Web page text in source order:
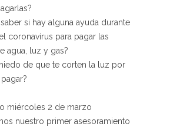
si hay alguna ayuda durante
coronavirus para pagar las
agua, luz y gas?
de que te corten la luz por
miércoles 2 de marzo
nuestro primer asesoramiento